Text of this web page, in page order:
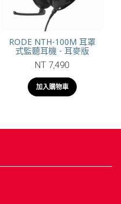
RODE NTH-100M 耳罩
式監聽耳機 - 耳麥版
NT 7,490
加入購物車